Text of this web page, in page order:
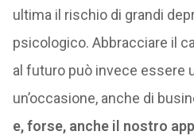
ultima il rischio di grandi
psicologico. Abbracciare il
al futuro può invece essere
un’occasione, anche di
e, forse, anche il nostro